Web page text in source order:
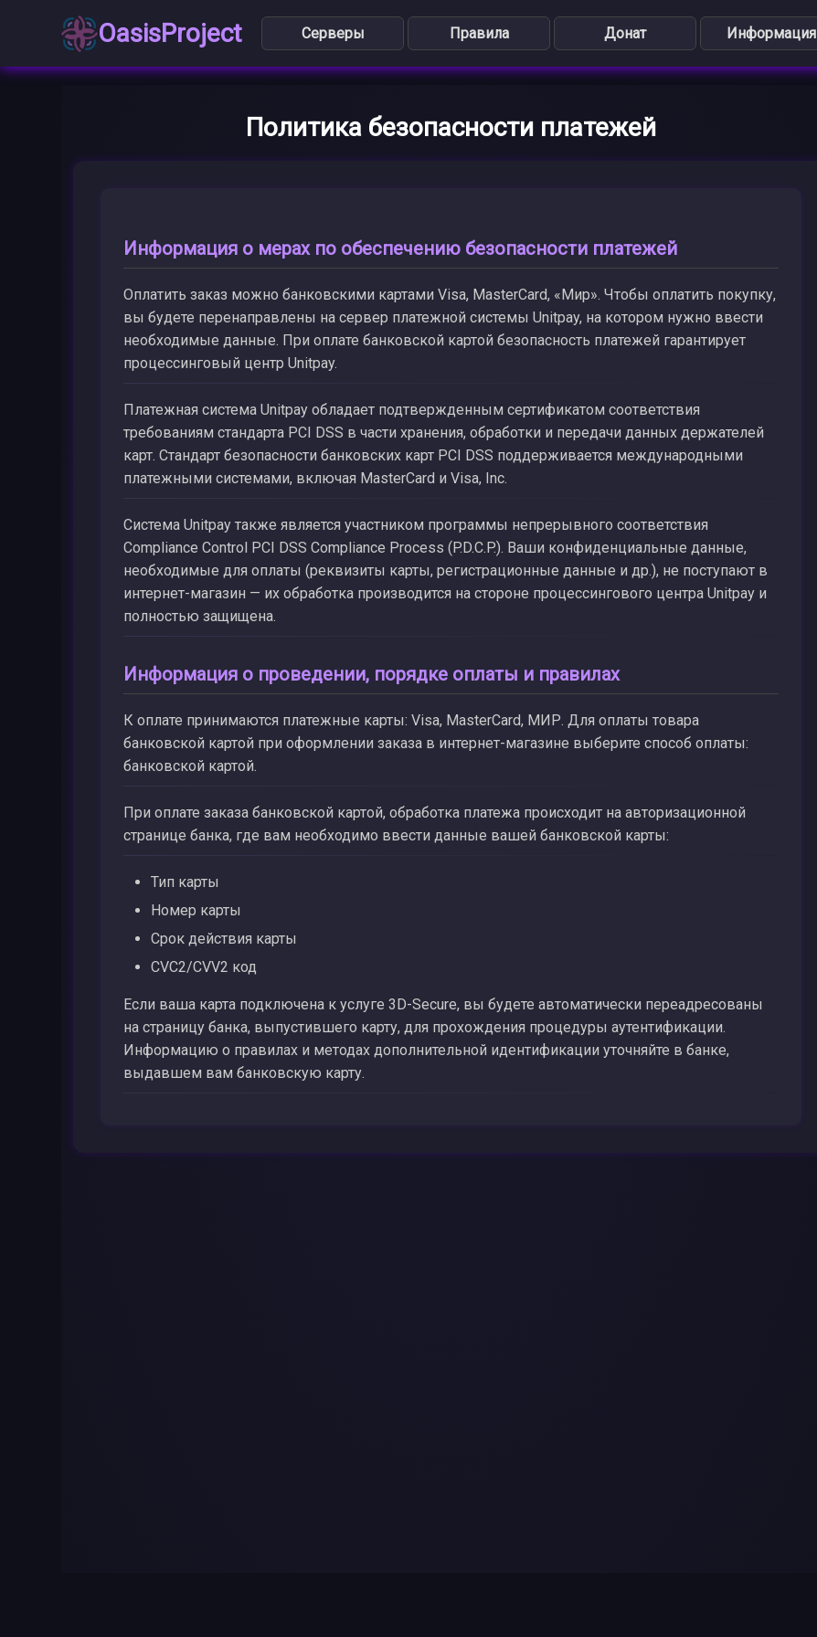
OasisProject Серверы Правила Донат Информация
Политика безопасности платежей
Информация о мерах по обеспечению безопасности платежей
Оплатить заказ можно банковскими картами Visa, MasterCard, «Мир». Чтобы оплатить покупку,
вы будете перенаправлены на сервер платежной системы Unitpay, на котором нужно ввести
необходимые данные. При оплате банковской картой безопасность платежей гарантирует
процессинговый центр Unitpay.
Платежная система Unitpay обладает подтвержденным сертификатом соответствия
требованиям стандарта PCI DSS в части хранения, обработки и передачи данных держателей
карт. Стандарт безопасности банковских карт PCI DSS поддерживается международными
платежными системами, включая MasterCard и Visa, Inc.
Система Unitpay также является участником программы непрерывного соответствия
Compliance Control PCI DSS Compliance Process (P.D.C.P.). Ваши конфиденциальные данные,
необходимые для оплаты (реквизиты карты, регистрационные данные и др.), не поступают в
интернет-магазин — их обработка производится на стороне процессингового центра Unitpay и
полностью защищена.
Информация о проведении, порядке оплаты и правилах
К оплате принимаются платежные карты: Visa, MasterCard, МИР. Для оплаты товара
банковской картой при оформлении заказа в интернет-магазине выберите способ оплаты:
банковской картой.
При оплате заказа банковской картой, обработка платежа происходит на авторизационной
странице банка, где вам необходимо ввести данные вашей банковской карты:
Тип карты
Номер карты
Срок действия карты
CVC2/CVV2 код
Если ваша карта подключена к услуге 3D-Secure, вы будете автоматически переадресованы
на страницу банка, выпустившего карту, для прохождения процедуры аутентификации.
Информацию о правилах и методах дополнительной идентификации уточняйте в банке,
выдавшем вам банковскую карту.